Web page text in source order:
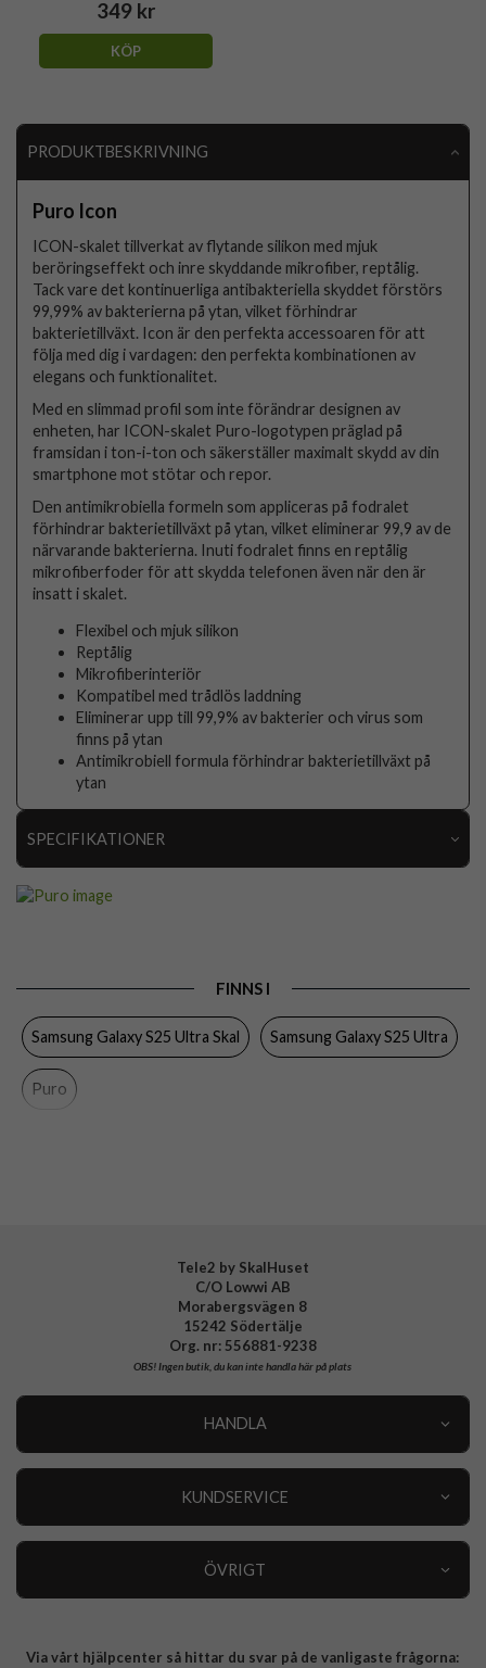
349 kr
KÖP
PRODUKTBESKRIVNING
Puro Icon
ICON-skalet tillverkat av flytande silikon med mjuk
beröringseffekt och inre skyddande mikrofiber, reptålig.
Tack vare det kontinuerliga antibakteriella skyddet förstörs
99,99% av bakterierna på ytan, vilket förhindrar
bakterietillväxt. Icon är den perfekta accessoaren för att
följa med dig i vardagen: den perfekta kombinationen av
elegans och funktionalitet.
Med en slimmad profil som inte förändrar designen av
enheten, har ICON-skalet Puro-logotypen präglad på
framsidan i ton-i-ton och säkerställer maximalt skydd av din
smartphone mot stötar och repor.
Den antimikrobiella formeln som appliceras på fodralet
förhindrar bakterietillväxt på ytan, vilket eliminerar 99,9 av de
närvarande bakterierna. Inuti fodralet finns en reptålig
mikrofiberfoder för att skydda telefonen även när den är
insatt i skalet.
Flexibel och mjuk silikon
Reptålig
Mikrofiberinteriör
Kompatibel med trådlös laddning
Eliminerar upp till 99,9% av bakterier och virus som
finns på ytan
Antimikrobiell formula förhindrar bakterietillväxt på
ytan
SPECIFIKATIONER
Trådlös laddning-kompatibel
Färg Rosa
Material
FINNS I
Samsung Galaxy S25 Ultra Skal Samsung Galaxy S25 Ultra
Puro
Tele2 by SkalHuset
C/O Lowwi AB
Morabergsvägen 8
15242 Södertälje
Org. nr: 556881-9238
OBS!Ingen butik, du kan inte handla här på plats
HANDLA
KUNDSERVICE
ÖVRIGT
Integritetspolicy
Via vårt hjälpcenter så hittar du svar på de vanligaste frågorna: